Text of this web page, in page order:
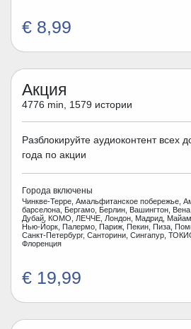
€ 8,99
Акция
4776 min, 1579 истории
Разблокируйте аудиоконтент всех
года по акции
Города включены
Чинкве-Терре, Амальфитанское побережье,
барселона, Бергамо, Берлин, Вашингтон,
Дубай, КОМО, ЛЕЧЧЕ, Лондон, Мадрид,
Нью-Йорк, Палермо, Париж, Пекин, Пиза,
Санкт-Петербург, Санторини, Сингапур,
Флоренция
€ 19,99